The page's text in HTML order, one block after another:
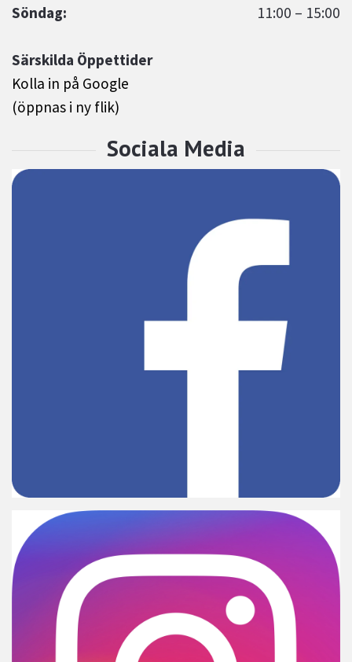
Söndag:
11:00 – 15:00
Särskilda Öppettider
Kolla in på Google
(öppnas i ny flik)